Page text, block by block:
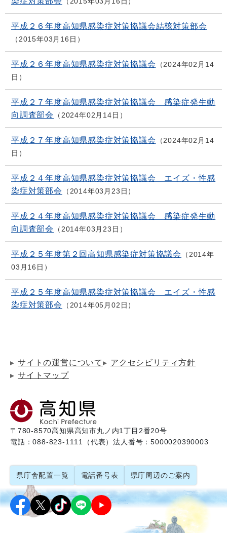
平成２６年度高知県感染症対策協議会結核対策部会
2015年03月16日
平成２６年度高知県感染症対策協議会
2024年02月14
日
平成２７年度高知県感染症対策協議会 感染症発生動
向調査部会
2024年02月14日
平成２７年度高知県感染症対策協議会
2024年02月14
日
平成２４年度高知県感染症対策協議会 エイズ・性感
染症対策部会
2014年03月23日
平成２４年度高知県感染症対策協議会 感染症発生動
向調査部会
2014年03月23日
平成２５年度第２回高知県感染症対策協議会
2014年
03月16日
平成２５年度高知県感染症対策協議会 エイズ・性感
染症対策部会
2014年05月02日
サイトの運営について
アクセシビリティ方針
サイトマップ
〒780-8570高知県高知市丸ノ内1丁目2番20号
電話：088-823-1111（代表）法人番号：5000020390003
県庁舎配置一覧 電話番号表 県庁周辺のご案内